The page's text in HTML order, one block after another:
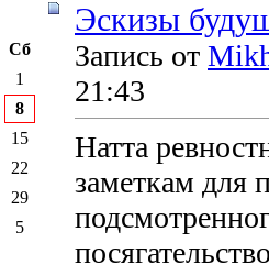
Эскизы
Запись от
21:43
Натта
заметкам для
Сб
1
8
15
22
29
5